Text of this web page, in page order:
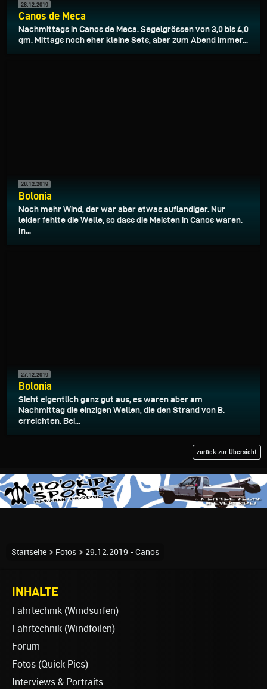
28.12.2019
Canos de Meca
Nachmittags in Canos de Meca. Segelgrössen von 3,0 bis 4,0
qm. Mittags noch eher kleine Sets, aber zum Abend immer...
28.12.2019
Bolonia
Noch mehr Wind, der war aber etwas auflandiger. Nur
leider fehlte die Welle, so dass die Meisten in Canos waren.
In...
27.12.2019
Bolonia
Sieht eigentlich ganz gut aus, es waren aber am
Nachmittag die einzigen Wellen, die den Strand von B.
erreichten. Bei...
zurück zur Übersicht
Startseite Fotos 29.12.2019 - Canos
INHALTE
Fahrtechnik (Windsurfen)
Fahrtechnik (Windfoilen)
Forum
Fotos (Quick Pics)
Interviews & Portraits